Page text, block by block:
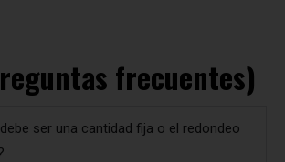
frecuentes)
ser una cantidad fija o el redondeo